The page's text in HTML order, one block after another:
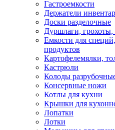
Гастроемкости
Держатели
Доски разделочные
Дуршлаги, грохоты,
Емкости для
продуктов
Картофелемялки,
Кастрюли
Колоды
Консервные ножи
Котлы для кухни
Крышки для
Лопатки
Лотки